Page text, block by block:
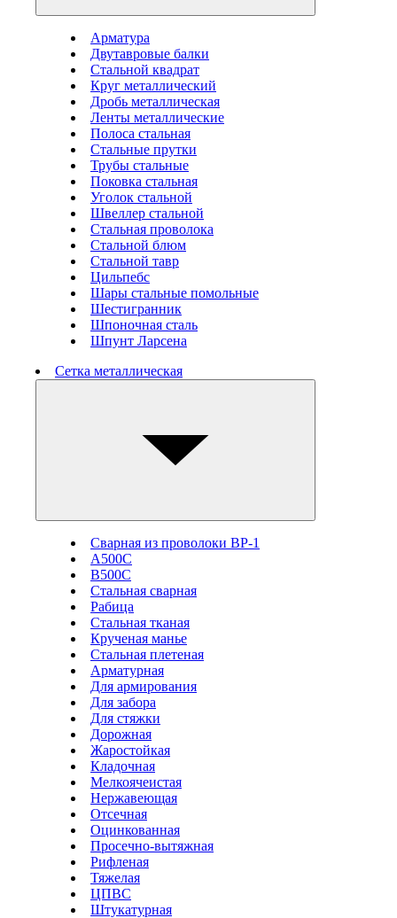
Арматура
Двутавровые балки
Стальной квадрат
Круг металлический
Дробь металлическая
Ленты металлические
Полоса стальная
Стальные прутки
Трубы стальные
Поковка стальная
Уголок стальной
Швеллер стальной
Стальная проволока
Стальной блюм
Стальной тавр
Цильпебс
Шары стальные помольные
Шестигранник
Шпоночная сталь
Шпунт Ларсена
Сетка металлическая
Сварная из проволоки ВР-1
А500С
В500С
Стальная сварная
Рабица
Стальная тканая
Крученая манье
Стальная плетеная
Арматурная
Для армирования
Для забора
Для стяжки
Дорожная
Жаростойкая
Кладочная
Мелкоячеистая
Нержавеющая
Отсечная
Оцинкованная
Просечно-вытяжная
Рифленая
Тяжелая
ЦПВС
Штукатурная